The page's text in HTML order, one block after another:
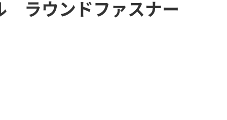
ラウンドファスナー